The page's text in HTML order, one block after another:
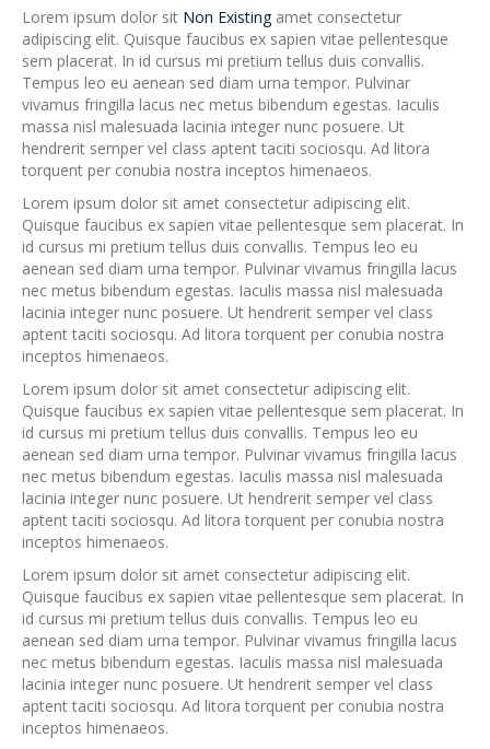
t
a
m
e
t
Lorem ipsum dolor sit Non Existingamet consectetur
adipiscing elit. Quisque faucibus ex sapien vitae pellentesque
sem placerat. In id cursus mi pretium tellus duis convallis.
Tempus leo eu aenean sed diam urna tempor. Pulvinar
vivamus fringilla lacus nec metus bibendum egestas. Iaculis
massa nisl malesuada lacinia integer nunc posuere. Ut
hendrerit semper vel class aptent taciti sociosqu. Ad litora
torquent per conubia nostra inceptos himenaeos.
Lorem ipsum dolor sit amet consectetur adipiscing elit.
Quisque faucibus ex sapien vitae pellentesque sem placerat. In
id cursus mi pretium tellus duis convallis. Tempus leo eu
aenean sed diam urna tempor. Pulvinar vivamus fringilla lacus
nec metus bibendum egestas. Iaculis massa nisl malesuada
lacinia integer nunc posuere. Ut hendrerit semper vel class
aptent taciti sociosqu. Ad litora torquent per conubia nostra
inceptos himenaeos.
Lorem ipsum dolor sit amet consectetur adipiscing elit.
Quisque faucibus ex sapien vitae pellentesque sem placerat. In
id cursus mi pretium tellus duis convallis. Tempus leo eu
aenean sed diam urna tempor. Pulvinar vivamus fringilla lacus
nec metus bibendum egestas. Iaculis massa nisl malesuada
lacinia integer nunc posuere. Ut hendrerit semper vel class
aptent taciti sociosqu. Ad litora torquent per conubia nostra
inceptos himenaeos.
Lorem ipsum dolor sit amet consectetur adipiscing elit.
Quisque faucibus ex sapien vitae pellentesque sem placerat. In
id cursus mi pretium tellus duis convallis. Tempus leo eu
aenean sed diam urna tempor. Pulvinar vivamus fringilla lacus
nec metus bibendum egestas. Iaculis massa nisl malesuada
lacinia integer nunc posuere. Ut hendrerit semper vel class
aptent taciti sociosqu. Ad litora torquent per conubia nostra
inceptos himenaeos.